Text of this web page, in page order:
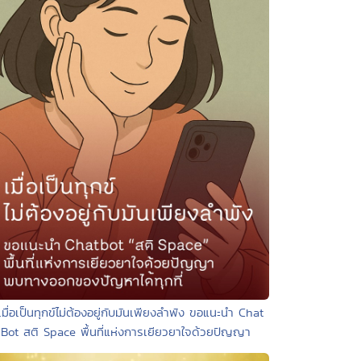
มื่อเป็นทุกข์ไม่ต้องอยู่กับมันเพียงลำพัง ขอแนะนำ Chat
Bot สติ Space พื้นที่แห่งการเยียวยาใจด้วยปัญญา